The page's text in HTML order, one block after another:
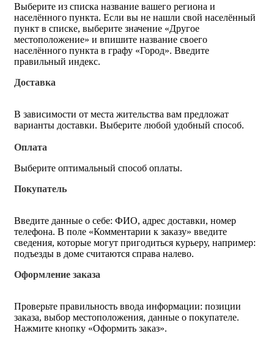
Выберите из списка название вашего региона и
населённого пункта. Если вы не нашли свой населённый
пункт в списке, выберите значение «Другое
местоположение» и впишите название своего
населённого пункта в графу «Город». Введите
правильный индекс.
Доставка
В зависимости от места жительства вам предложат
варианты доставки. Выберите любой удобный способ.
Оплата
Выберите оптимальный способ оплаты.
Покупатель
Введите данные о себе: ФИО, адрес доставки, номер
телефона. В поле «Комментарии к заказу» введите
сведения, которые могут пригодиться курьеру, например:
подъезды в доме считаются справа налево.
Оформление заказа
Проверьте правильность ввода информации: позиции
заказа, выбор местоположения, данные о покупателе.
Нажмите кнопку «Оформить заказ».